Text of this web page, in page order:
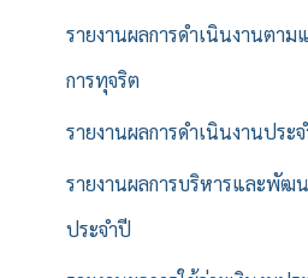
รายงานผลการดำเนินงานตา
การทุจริต
รายงานผลการดำเนินงานประ
รายงานผลการบริหารและพัฒ
ประจำปี